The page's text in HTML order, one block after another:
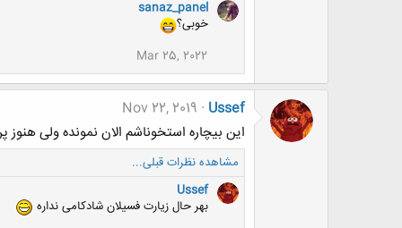
sanaz_panel
خوبی؟
Mar 25, 2022
Ussef
Nov 22, 2019
این بیچاره استخوناشم الان نمونده ولی هنوز
مشاهده نظرات قبلی...
Ussef
بهر حال زیارت فسیلان شادکامی نداره